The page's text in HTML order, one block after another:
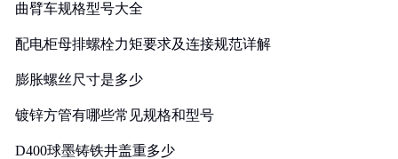
曲臂车规格型号大全
配电柜母排螺栓力矩要求及连接规范详解
膨胀螺丝尺寸是多少
镀锌方管有哪些常见规格和型号
D400球墨铸铁井盖重多少